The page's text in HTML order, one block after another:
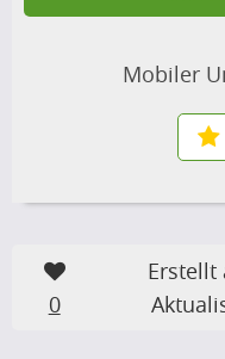
Mobiler
0
Erstellt